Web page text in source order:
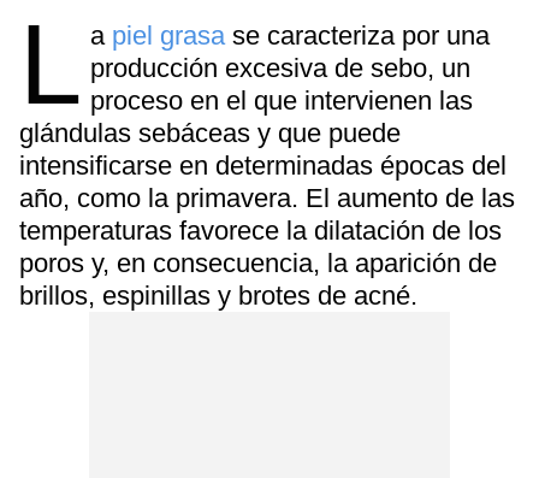
L apiel grasase caracteriza por una
producción excesiva de sebo, un
proceso en el que intervienen las
glándulas sebáceas y que puede
intensificarse en determinadas épocas del
año, como la primavera. El aumento de las
temperaturas favorece la dilatación de los
poros y, en consecuencia, la aparición de
brillos, espinillas y brotes de acné.